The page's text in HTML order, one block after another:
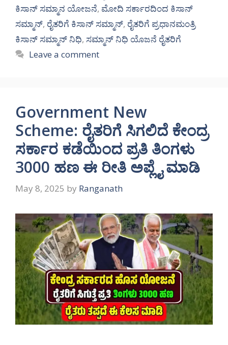
ಕಿಸಾನ್ ಸಮ್ಮಾನ ಯೋಜನೆ, ಮೋದಿ ಸರ್ಕಾರದಿಂದ ಕಿಸಾನ್
ಸಮ್ಮಾನ್, ರೈತರಿಗೆ ಕಿಸಾನ್ ಸಮ್ಮಾನ್, ರೈತರಿಗೆ ಪ್ರಧಾನಮಂತ್ರಿ
ಕಿಸಾನ್ ಸಮ್ಮಾನ್ ನಿಧಿ, ಸಮ್ಮಾನ್ ನಿಧಿ ಯೊಜನೆ ರೈತರಿಗೆ
Leave a comment
Government New
Scheme: ರೈತರಿಗೆ ಸಿಗಲಿದೆ ಕೇಂದ್ರ
ಸರ್ಕಾರ ಕಡೆಯಿಂದ ಪ್ರತಿ ತಿಂಗಳು
3000 ಹಣ ಈ ರೀತಿ ಅಪ್ಲೈ ಮಾಡಿ
May 8, 2025 by Ranganath